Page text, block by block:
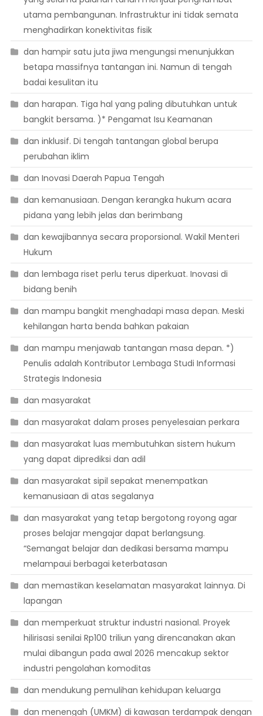
utama pembangunan. Infrastruktur ini tidak semata
menghadirkan konektivitas fisik
dan hampir satu juta jiwa mengungsi menunjukkan
betapa massifnya tantangan ini. Namun di tengah
badai kesulitan itu
dan harapan. Tiga hal yang paling dibutuhkan untuk
bangkit bersama. )* Pengamat Isu Keamanan
dan inklusif. Di tengah tantangan global berupa
perubahan iklim
dan Inovasi Daerah Papua Tengah
dan kemanusiaan. Dengan kerangka hukum acara
pidana yang lebih jelas dan berimbang
dan kewajibannya secara proporsional. Wakil Menteri
Hukum
dan lembaga riset perlu terus diperkuat. Inovasi di
bidang benih
dan mampu bangkit menghadapi masa depan. Meski
kehilangan harta benda bahkan pakaian
dan mampu menjawab tantangan masa depan. *)
Penulis adalah Kontributor Lembaga Studi Informasi
Strategis Indonesia
dan masyarakat
dan masyarakat dalam proses penyelesaian perkara
dan masyarakat luas membutuhkan sistem hukum
yang dapat diprediksi dan adil
dan masyarakat sipil sepakat menempatkan
kemanusiaan di atas segalanya
dan masyarakat yang tetap bergotong royong agar
proses belajar mengajar dapat berlangsung.
“Semangat belajar dan dedikasi bersama mampu
melampaui berbagai keterbatasan
dan memastikan keselamatan masyarakat lainnya. Di
lapangan
dan memperkuat struktur industri nasional. Proyek
hilirisasi senilai Rp100 triliun yang direncanakan akan
mulai dibangun pada awal 2026 mencakup sektor
industri pengolahan komoditas
dan mendukung pemulihan kehidupan keluarga
dan menengah (UMKM) di kawasan terdampak dengan